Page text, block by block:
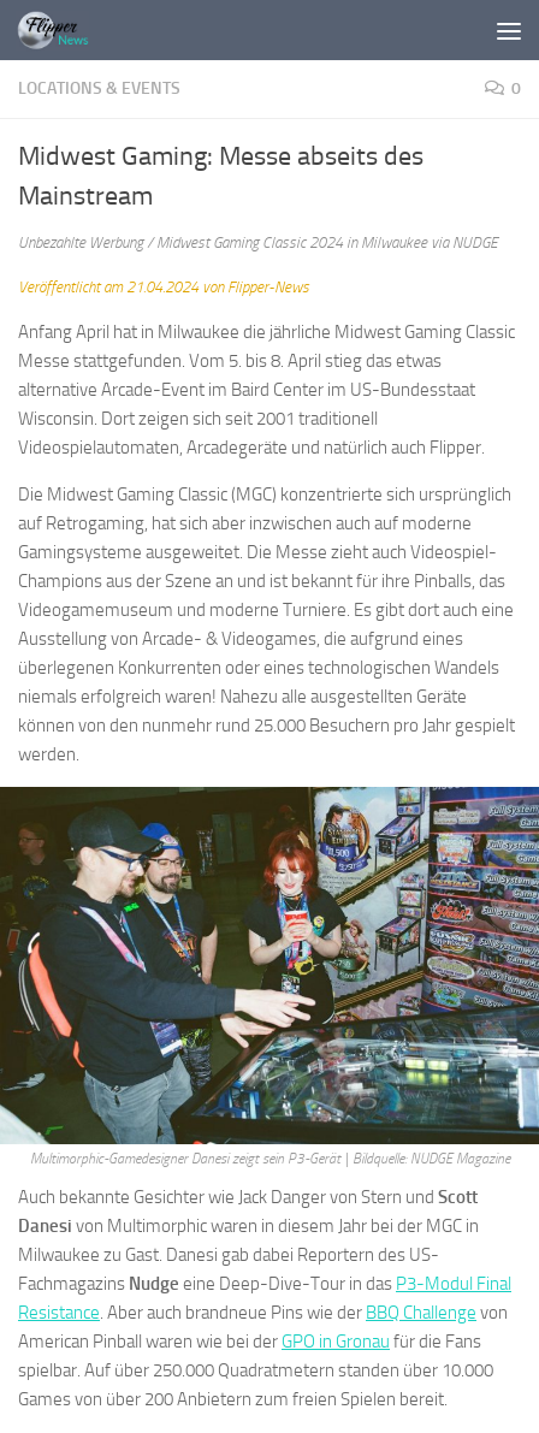
Zum Inhalt springen
LOCATIONS & EVENTS 0
Midwest Gaming: Messe abseits des
Mainstream
Unbezahlte Werbung / Midwest Gaming Classic 2024 in Milwaukee via NUDGE
Veröffentlicht am 21.04.2024 von Flipper-News
Anfang April hat in Milwaukee die jährliche Midwest Gaming Classic
Messe stattgefunden. Vom 5. bis 8. April stieg das etwas
alternative Arcade-Event im Baird Center im US-Bundesstaat
Wisconsin. Dort zeigen sich seit 2001 traditionell
Videospielautomaten, Arcadegeräte und natürlich auch Flipper.
Die Midwest Gaming Classic (MGC) konzentrierte sich ursprünglich
auf Retrogaming, hat sich aber inzwischen auch auf moderne
Gamingsysteme ausgeweitet. Die Messe zieht auch Videospiel-
Champions aus der Szene an und ist bekannt für ihre Pinballs, das
Videogamemuseum und moderne Turniere. Es gibt dort auch eine
Ausstellung von Arcade- & Videogames, die aufgrund eines
überlegenen Konkurrenten oder eines technologischen Wandels
niemals erfolgreich waren! Nahezu alle ausgestellten Geräte
können von den nunmehr rund 25.000 Besuchern pro Jahr gespielt
werden.
Multimorphic-Gamedesigner Danesi zeigt sein P3-Gerät | Bildquelle: NUDGE Magazine
Auch bekannte Gesichter wie Jack Danger von Stern und Scott
Danesi von Multimorphic waren in diesem Jahr bei der MGC in
Milwaukee zu Gast. Danesi gab dabei Reportern des US-
Fachmagazins Nudge eine Deep-Dive-Tour in das P3-Modul Final
Resistance. Aber auch brandneue Pins wie der BBQ Challenge von
American Pinball waren wie bei der GPO in Gronau für die Fans
spielbar. Auf über 250.000 Quadratmetern standen über 10.000
Games von über 200 Anbietern zum freien Spielen bereit.